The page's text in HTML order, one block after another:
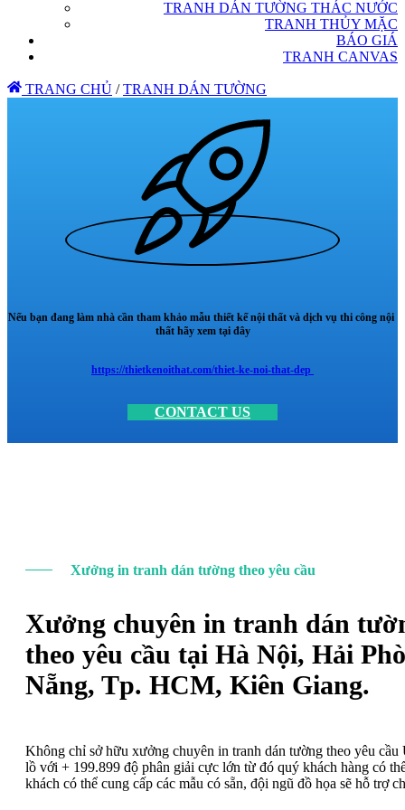
TRANH DÁN TƯỜNG THÁC NƯỚC
TRANH THỦY MẶC
BÁO GIÁ
TRANH CANVAS
TRANG CHỦ / TRANH DÁN TƯỜNG
Nếu bạn đang làm nhà cần tham khảo mẫu thiết kế nội thất và dịch vụ thi công nội
thất hãy xem tại đây
https://thietkenoithat.com/thiet-ke-noi-that-dep
CONTACT US
Xưởng in tranh dán tường theo yêu cầu
Xưởng chuyên in tranh dán
theo yêu cầu tại Hà Nội, Hải
Nẵng, Tp. HCM, Kiên Giang.
Không chỉ sở hữu xưởng chuyên in tranh dán tường theo yêu
lồ với + 199.899 độ phân giải cực lớn từ đó quý khách hàng có
khách có thể cung cấp các mẫu có sẵn, đội ngũ đồ họa sẽ hỗ trợ